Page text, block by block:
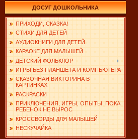
ДОСУГ ДОШКОЛЬНИКА
ПРИХОДИ, СКАЗКА!
СТИХИ ДЛЯ ДЕТЕЙ
АУДИОКНИГИ ДЛЯ ДЕТЕЙ
КАРАОКЕ ДЛЯ МАЛЫШЕЙ
ДЕТСКИЙ ФОЛЬКЛОР
ИГРЫ БЕЗ ПЛАНШЕТА И КОМПЬЮТЕРА
СКАЗОЧНАЯ ВИКТОРИНА В
КАРТИНКАХ
РАСКРАСКИ
ПРИКЛЮЧЕНИЯ, ИГРЫ, ОПЫТЫ. ПОКА
РЕБЕНОК НЕ ВЫРОС
КРОССВОРДЫ ДЛЯ МАЛЫШЕЙ
НЕСКУЧАЙКА